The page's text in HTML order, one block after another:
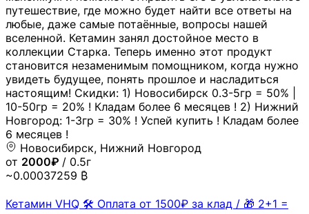
путешествие, где можно будет найти все ответы на
любые, даже самые потаённые, вопросы нашей
вселенной. Кетамин занял достойное место в
коллекции Старка. Теперь именно этот продукт
становится незаменимым помощником, когда нужно
увидеть будущее, понять прошлое и насладиться
настоящим! Скидки: 1) Новосибирск 0.3-5гр = 50% |
10-50гр = 20% ! Кладам более 6 месяцев ! 2) Нижний
Новгород: 1-3гр = 30% ! Успей купить ! Кладам более
6 месяцев !
Новосибирск, Нижний Новгород
от 2000₽ / 0.5г
~0.00037259 ₿
Кетамин VHQ 🛠 Оплата от 1500₽ за клад / 🎁 2+1 =